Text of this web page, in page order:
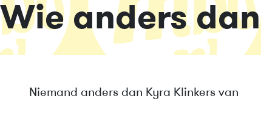
Wie anders dan
Niemand anders dan Kyra Klinkers van